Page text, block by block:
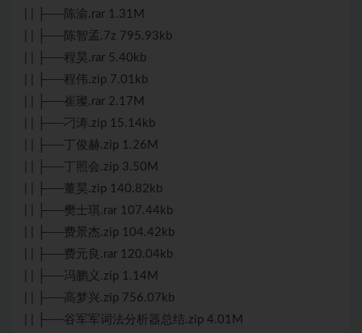
| | ├──陈渝.rar 1.31M
| | ├──陈智孟.7z 795.93kb
| | ├──程昊.rar 5.40kb
| | ├──程伟.zip 7.01kb
| | ├──崔璨.rar 2.17M
| | ├──刁涛.zip 15.14kb
| | ├──丁俊赫.zip 1.26M
| | ├──丁照会.zip 3.50M
| | ├──董昊.zip 140.82kb
| | ├──樊士琪.rar 107.44kb
| | ├──费景杰.zip 104.42kb
| | ├──费元良.rar 120.04kb
| | ├──冯鹏义.zip 1.14M
| | ├──高梦兴.zip 756.07kb
| | ├──谷军军词法分析器总结.zip 4.01M